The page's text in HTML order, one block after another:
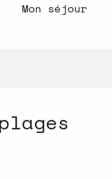
Mon séjour